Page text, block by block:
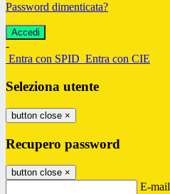
Password dimenticata?
-
Entra con SPID Entra con CIE
Seleziona utente
button close ×
Recupero password
button close ×
E-mail